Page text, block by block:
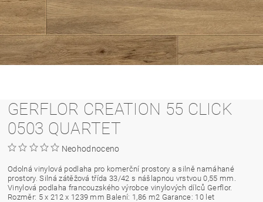
GERFLOR CREATION 55 CLICK
0503 QUARTET
Neohodnoceno
Odolná vinylová podlaha pro komerční prostory a silně namáhané
prostory. Silná zátěžová třída 33/42 s nášlapnou vrstvou 0,55 mm.
Vinylová podlaha francouzského výrobce vinylových dílců Gerflor.
Rozměr: 5 x 212 x 1239 mm Balení: 1,86 m2 Garance: 10 let